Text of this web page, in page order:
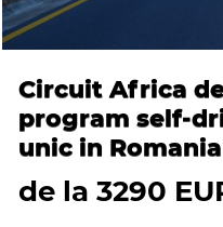
Circuit Africa de
program self-
unic in Romania
de la 3290